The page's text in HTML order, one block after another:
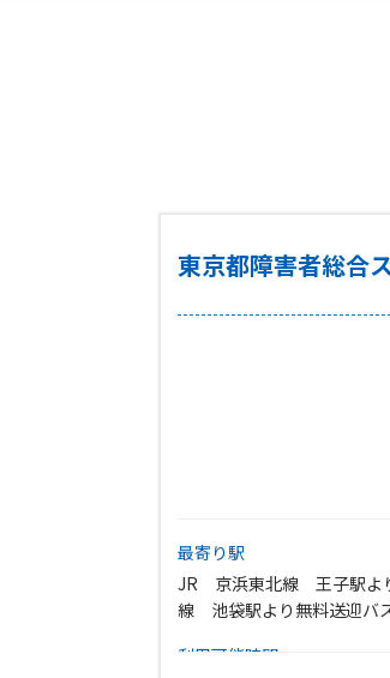
東京都障害者総合
最寄り駅
JR 京浜東北線 王子駅よ
線 池袋駅より無料送迎バ
利用可能時間